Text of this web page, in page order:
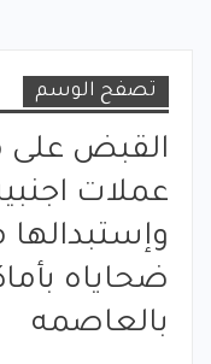
تصفح الوسم
القبض على
عملات
ضحاياه
بالعاصمه